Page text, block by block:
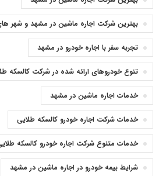
بهترین شرکت اجاره ماشین در مشهد و شهر
تجربه سفر با اجاره خودرو در مشهد
تنوع خودروهای ارائه شده در شرکت کالسکه
خدمات اجاره ماشین در مشهد
خدمات شرکت اجاره خودرو کالسکه طلایی
خدمات متنوع شرکت اجاره خودرو کالسکه
شرایط بیمه خودرو در اجاره ماشین در مشهد